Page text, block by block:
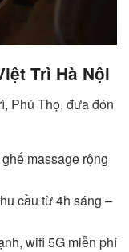
Trì Hà Nội
Phú Thọ, đưa đón
massage rộng
cầu từ 4h sáng –
wifi 5G miễn phí